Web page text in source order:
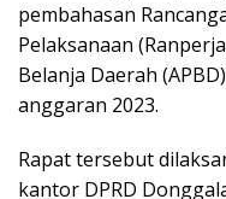
pembahasan
Pelaksanaan
Belanja Daerah
anggaran 2023.
Rapat tersebut
kantor DPRD